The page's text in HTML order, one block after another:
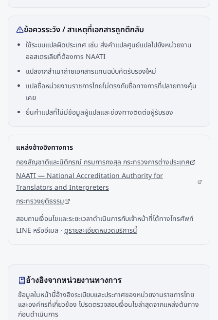
ข้อควรระวัง / สาเหตุที่เอกสารถูกตีกลับ
ใช้ระบบแปลผิดประเทศ เช่น ส่งคำแปลศูนย์แปลไปยังหน่วยงาน
ออสเตรเลียที่ต้องการ NAATI
แปลจากสำเนาถ่ายเอกสารแทนฉบับคัดรับรองใหม่
แปลชื่อหน่วยงานราชการไทยไม่ตรงกับชื่อทางการที่ปลายทางคุ้น
เคย
ยื่นคำแปลที่ไม่มีข้อมูลผู้แปลและช่องทางติดต่อผู้รับรอง
แหล่งอ้างอิงทางการ
กองสัญชาติและนิติกรณ์ กรมการกงสุล กระทรวงการต่างประเทศ
NAATI — National Accreditation Authority for
Translators and Interpreters
กระทรวงยุติธรรม
สอบถามเงื่อนไขและระยะเวลาดำเนินการกับเจ้าหน้าที่ได้ทางโทรศัพท์
LINE หรืออีเมล · ดูรายละเอียดหมวดบริการนี้
อ้างอิงจากหน่วยงานทางการ
ข้อมูลในหน้านี้อ้างอิงระเบียบและประกาศของหน่วยงานราชการไทย
และองค์กรที่เกี่ยวข้อง โปรดตรวจสอบเงื่อนไขล่าสุดจากแหล่งต้นทาง
ก่อนดำเนินการ